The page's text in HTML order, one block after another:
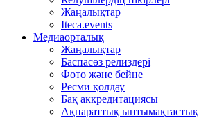
Жаңалықтар
Iteca.events
Медиаорталық
Жаңалықтар
Баспасөз релиздері
Фото және бейне
Ресми қолдау
Бақ аккредитациясы
Ақпараттық ынтымақтастық